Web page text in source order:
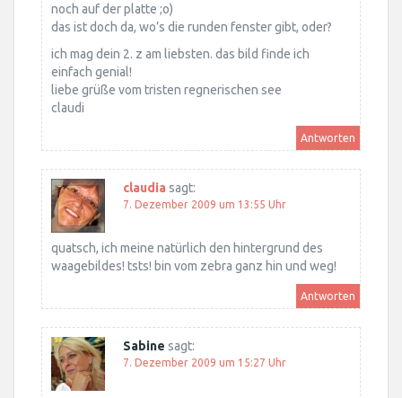
noch auf der platte ;o)
das ist doch da, wo’s die runden fenster gibt, oder?
ich mag dein 2. z am liebsten. das bild finde ich
einfach genial!
liebe grüße vom tristen regnerischen see
claudi
Antworten
claudia sagt:
7. Dezember 2009 um 13:55 Uhr
quatsch, ich meine natürlich den hintergrund des
waagebildes! tsts! bin vom zebra ganz hin und weg!
Antworten
Sabine sagt:
7. Dezember 2009 um 15:27 Uhr